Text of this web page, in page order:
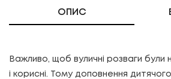
ОПИС
Важливо, щоб вуличні розваги були
і корисні. Тому доповнення